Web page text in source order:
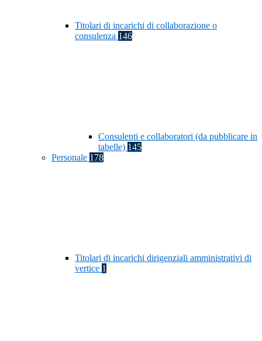
Titolari di incarichi di collaborazione o
consulenza 146
Consulenti e collaboratori (da pubblicare in
tabelle) 145
Personale 178
Titolari di incarichi dirigenziali amministrativi di
vertice 1